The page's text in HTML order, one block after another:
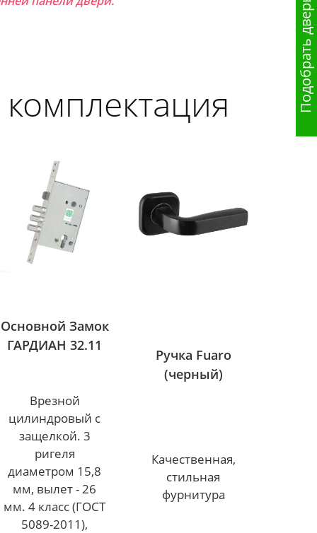
Основной Замок
ГАРДИАН 32.11
Врезной
цилиндровый с
защелкой. 3
ригеля
диаметром 15,8
мм, вылет - 26
мм. 4 класс (ГОСТ
5089-2011),
Ручка Fuaro
(черный)
Качественная,
стильная
фурнитура
Подобрать дверь